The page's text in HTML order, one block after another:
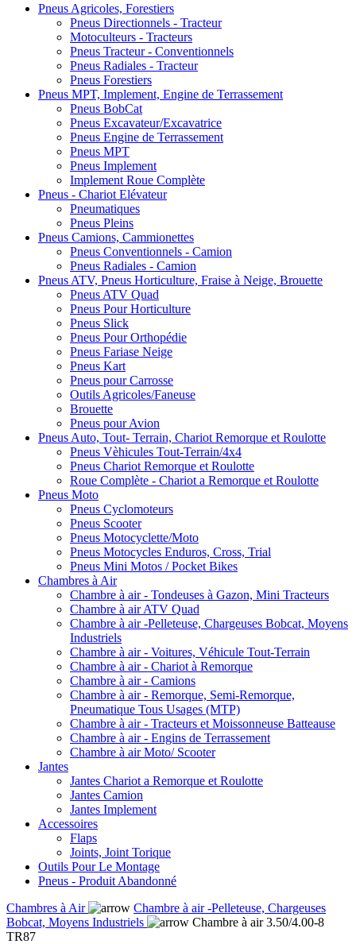
Pneus Agricoles, Forestiers
Pneus Directionnels - Tracteur
Motoculteurs - Tracteurs
Pneus Tracteur - Conventionnels
Pneus Radiales - Tracteur
Pneus Forestiers
Pneus MPT, Implement, Engine de Terrassement
Pneus BobCat
Pneus Excavateur/Excavatrice
Pneus Engine de Terrassement
Pneus MPT
Pneus Implement
Implement Roue Complète
Pneus - Chariot Elévateur
Pneumatiques
Pneus Pleins
Pneus Camions, Cammionettes
Pneus Conventionnels - Camion
Pneus Radiales - Camion
Pneus ATV, Pneus Horticulture, Fraise à Neige, Brouette
Pneus ATV Quad
Pneus Pour Horticulture
Pneus Slick
Pneus Pour Orthopédie
Pneus Fariase Neige
Pneus Kart
Pneus pour Carrosse
Outils Agricoles/Faneuse
Brouette
Pneus pour Avion
Pneus Auto, Tout- Terrain, Chariot Remorque et Roulotte
Pneus Vèhicules Tout-Terrain/4x4
Pneus Chariot Remorque et Roulotte
Roue Complète - Chariot a Remorque et Roulotte
Pneus Moto
Pneus Cyclomoteurs
Pneus Scooter
Pneus Motocyclette/Moto
Pneus Motocycles Enduros, Cross, Trial
Pneus Mini Motos / Pocket Bikes
Chambres à Air
Chambre à air - Tondeuses à Gazon, Mini Tracteurs
Chambre à air ATV Quad
Chambre à air -Pelleteuse, Chargeuses Bobcat, Moyens
Industriels
Chambre à air - Voitures, Véhicule Tout-Terrain
Chambre à air - Chariot à Remorque
Chambre à air - Camions
Chambre à air - Remorque, Semi-Remorque,
Pneumatique Tous Usages (MTP)
Chambre à air - Tracteurs et Moissonneuse Batteause
Chambre à air - Engins de Terrassement
Chambre à air Moto/ Scooter
Jantes
Jantes Chariot a Remorque et Roulotte
Jantes Camion
Jantes Implement
Accessoires
Flaps
Joints, Joint Torique
Outils Pour Le Montage
Pneus - Produit Abandonné
Chambres à Air
Chambre à air -Pelleteuse, Chargeuses
Bobcat, Moyens Industriels
Chambre à air 3.50/4.00-8
TR87